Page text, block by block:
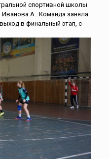
спортивной школы
А.. Команда заняла
в финальный этап, с